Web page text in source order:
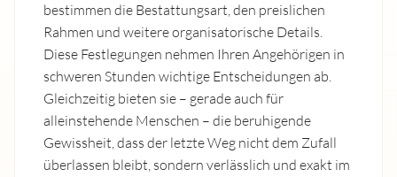
bestimmen die Bestattungsart, den preislichen
Rahmen und weitere organisatorische Details.
Diese Festlegungen nehmen Ihren Angehörigen in
schweren Stunden wichtige Entscheidungen ab.
Gleichzeitig bieten sie – gerade auch für
alleinstehende Menschen – die beruhigende
Gewissheit, dass der letzte Weg nicht dem Zufall
überlassen bleibt, sondern verlässlich und exakt im